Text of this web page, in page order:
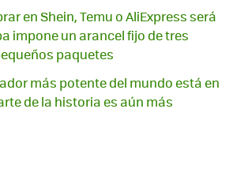
en Shein, Temu o AliExpress será
impone un arancel fijo de tres
paquetes
más potente del mundo está en
de la historia es aún más